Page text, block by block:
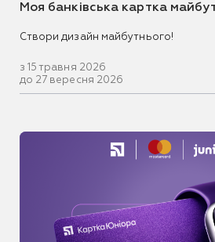
Моя банківська картка
Створи дизайн майбутнього!
з 15 травня 2026
до 27 вересня 2026